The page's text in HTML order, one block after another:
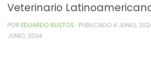
Veterinario
POR EDUARDO BUSTOS · PUBLICADO 4 JUNIO,
JUNIO, 2024